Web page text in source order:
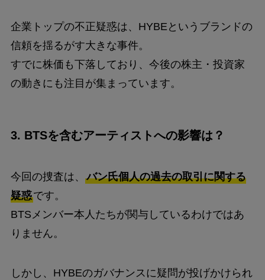
企業トップの不正疑惑は、HYBEというブランドの
信頼を揺るがす大きな事件。
すでに株価も下落しており、今後の株主・投資家
の動きにも注目が集まっています。
3. BTSを含むアーティストへの影響は？
今回の捜査は、 バン氏個人の過去の取引に関する
疑惑です。
BTSメンバー本人たちが関与しているわけではあ
りません。
しかし、HYBEのガバナンスに疑問が投げかけられ